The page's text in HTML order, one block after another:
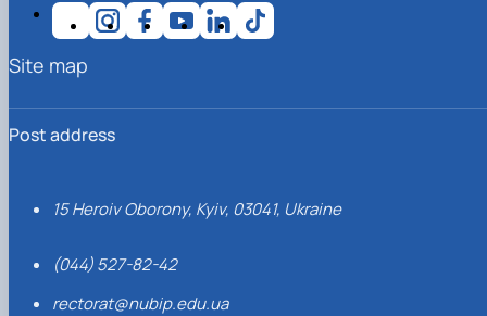
Post address
15 Heroiv Oborony, Kyiv, 03041, Ukraine
(044) 527-82-42
rectorat@nubip.edu.ua
Site map